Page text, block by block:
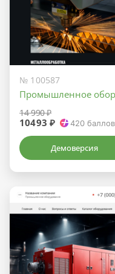
№ 100587
Промышленное
14 990 ₽
10493 ₽ 420
Демоверсия